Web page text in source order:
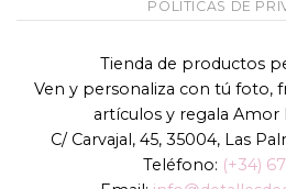
POLÍTICAS DE
Tienda de productos
Ven y personaliza con tú foto,
artículos y regala Amor
C/ Carvajal, 45, 35004, Las
Teléfono: (+34)